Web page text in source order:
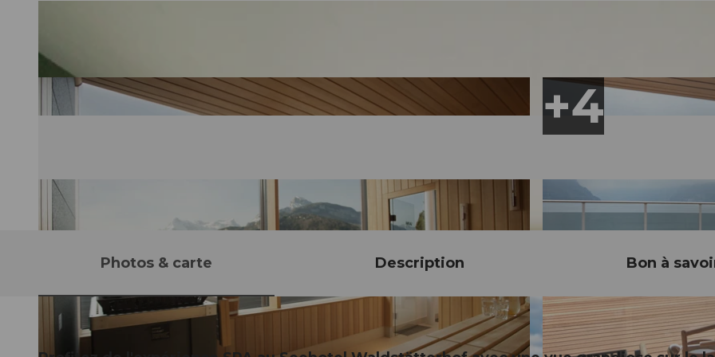
Photos & carte Description Bon à